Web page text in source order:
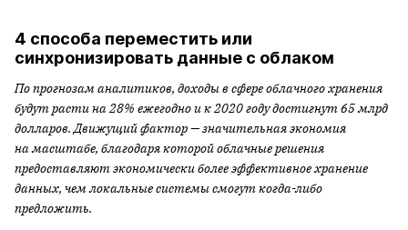
4 способа переместить или
синхронизировать данные с облаком
По прогнозам аналитиков, доходы в сфере облачного хранения
будут расти на 28% ежегодно и к 2020 году достигнут 65 млрд
долларов. Движущий фактор — значительная экономия
на масштабе, благодаря которой облачные решения
предоставляют экономически более эффективное хранение
данных, чем локальные системы смогут когда-либо
предложить.